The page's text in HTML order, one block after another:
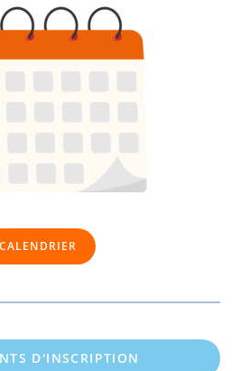
CALENDRIER
D'INSCRIPTION